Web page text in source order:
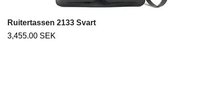
Ruitertassen 2133 Svart
3,455.00 SEK